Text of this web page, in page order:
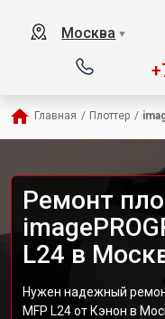
Москва ▼
Главная / Плоттер /
Ремонт
L24 в
Нужен надежный
MFP L24 от Кэнон в